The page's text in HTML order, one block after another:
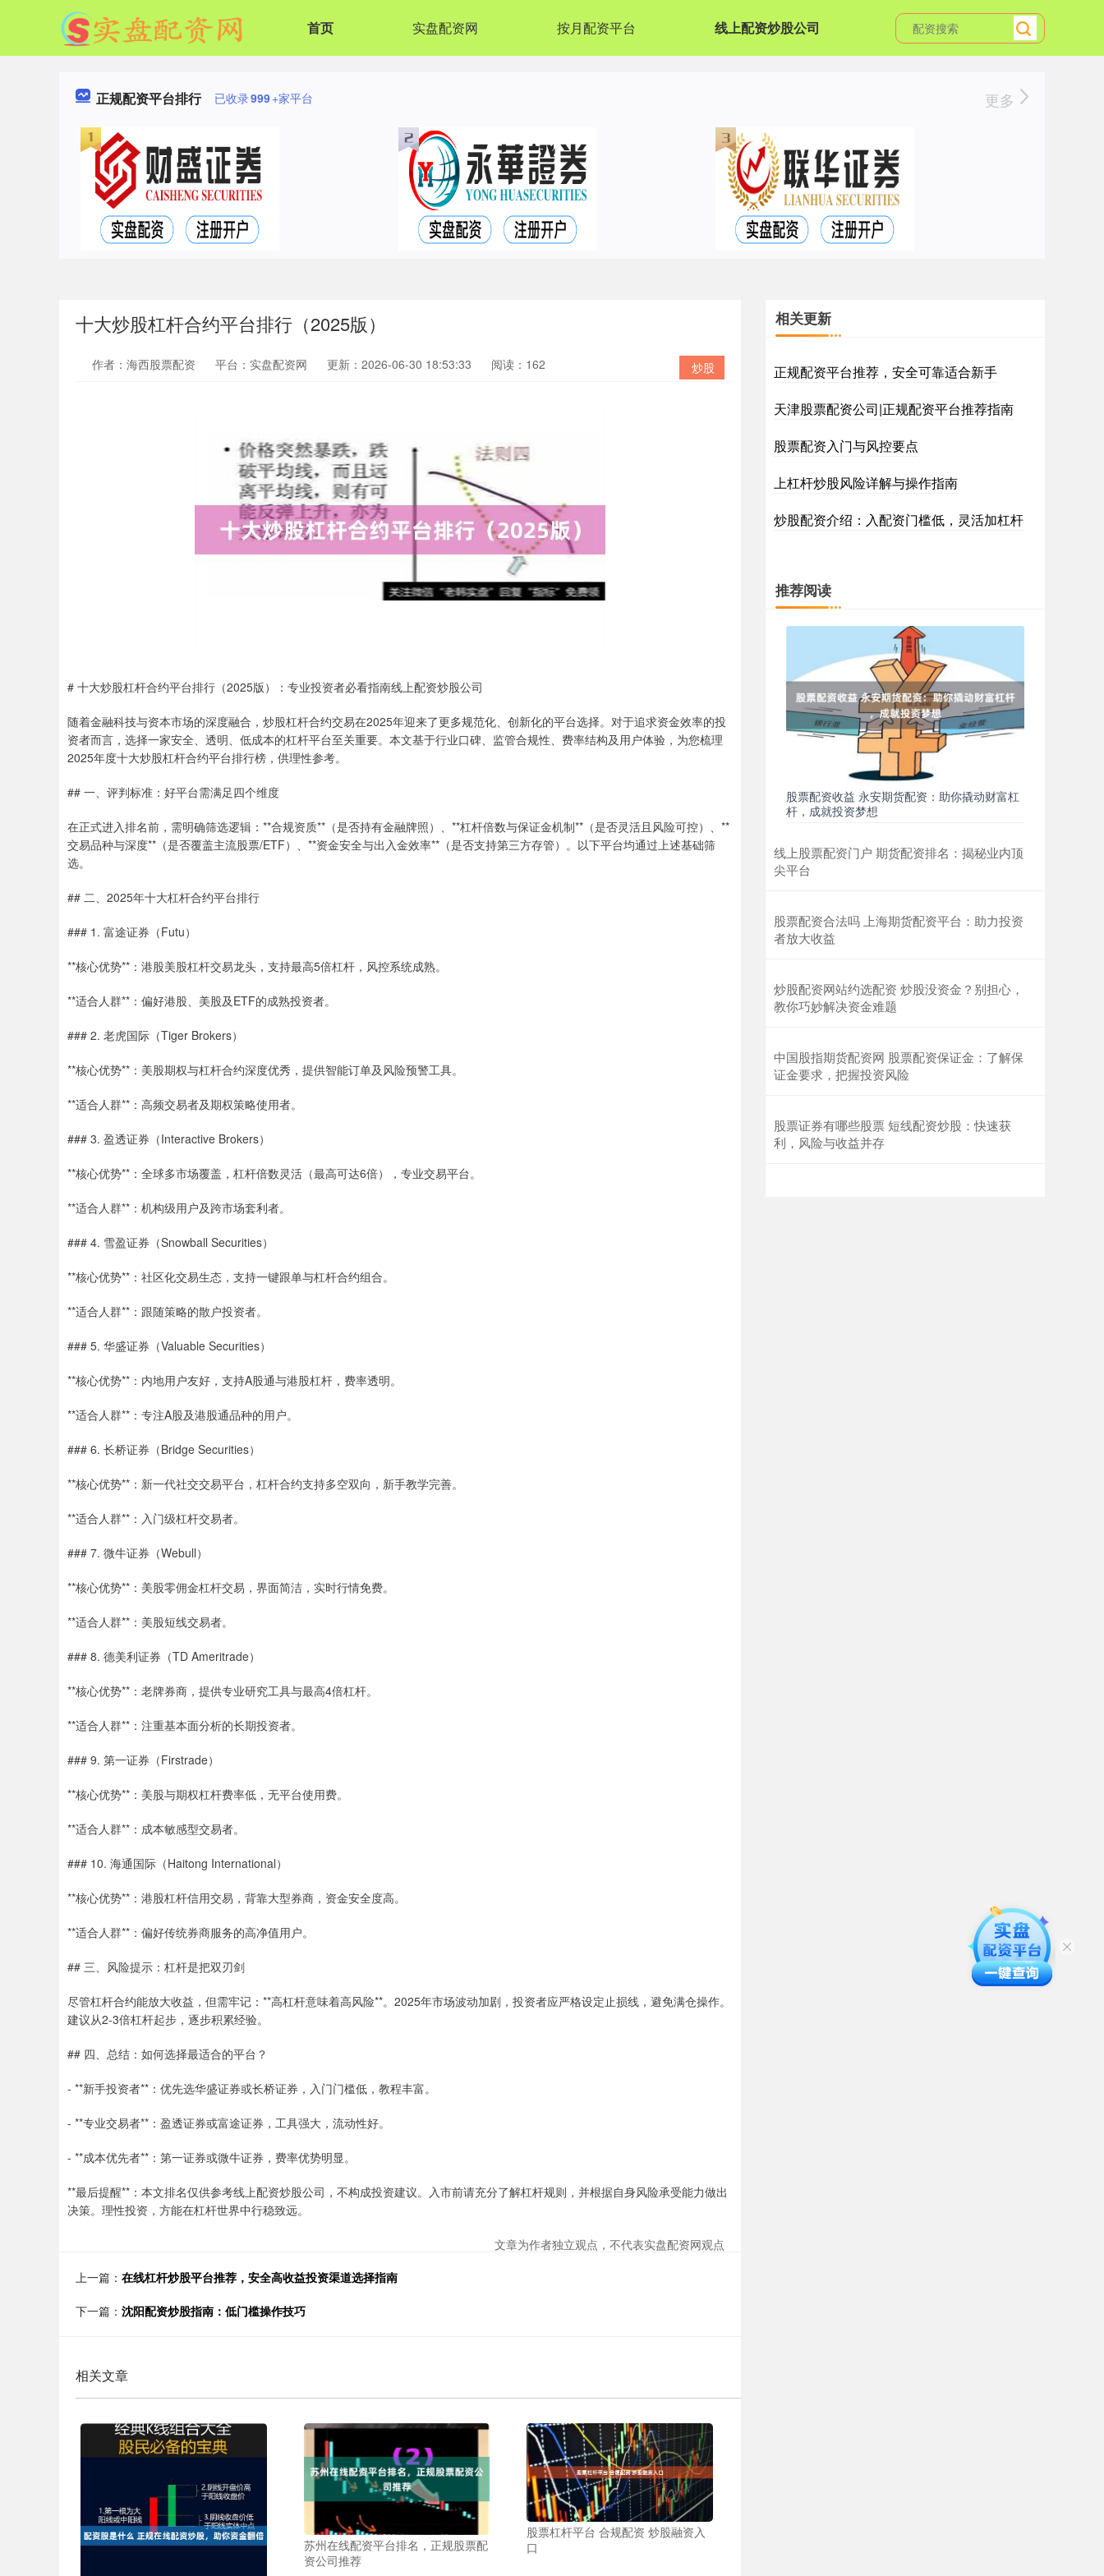
首页 实盘配资网 按月配资平台 线上配资炒股公司
正规配资平台排行 已收录999+家平台 更多
十大炒股杠杆合约平台排行（2025版）
炒股
作者：海西股票配资 平台：实盘配资网 更新：2026-06-30 18:53:33 阅读：162
# 十大炒股杠杆合约平台排行（2025版）：专业投资者必看指南线上配资炒股公司
随着金融科技与资本市场的深度融合，炒股杠杆合约交易在2025年迎来了更多规范化、创新化的平台选择。对于追求资金效率的投
资者而言，选择一家安全、透明、低成本的杠杆平台至关重要。本文基于行业口碑、监管合规性、费率结构及用户体验，为您梳理
2025年度十大炒股杠杆合约平台排行榜，供理性参考。
## 一、评判标准：好平台需满足四个维度
在正式进入排名前，需明确筛选逻辑：**合规资质**（是否持有金融牌照）、**杠杆倍数与保证金机制**（是否灵活且风险可控）、**
交易品种与深度**（是否覆盖主流股票/ETF）、**资金安全与出入金效率**（是否支持第三方存管）。以下平台均通过上述基础筛
选。
## 二、2025年十大杠杆合约平台排行
### 1. 富途证券（Futu）
**核心优势**：港股美股杠杆交易龙头，支持最高5倍杠杆，风控系统成熟。
**适合人群**：偏好港股、美股及ETF的成熟投资者。
### 2. 老虎国际（Tiger Brokers）
**核心优势**：美股期权与杠杆合约深度优秀，提供智能订单及风险预警工具。
**适合人群**：高频交易者及期权策略使用者。
### 3. 盈透证券（Interactive Brokers）
**核心优势**：全球多市场覆盖，杠杆倍数灵活（最高可达6倍），专业交易平台。
**适合人群**：机构级用户及跨市场套利者。
### 4. 雪盈证券（Snowball Securities）
**核心优势**：社区化交易生态，支持一键跟单与杠杆合约组合。
**适合人群**：跟随策略的散户投资者。
### 5. 华盛证券（Valuable Securities）
**核心优势**：内地用户友好，支持A股通与港股杠杆，费率透明。
**适合人群**：专注A股及港股通品种的用户。
### 6. 长桥证券（Bridge Securities）
**核心优势**：新一代社交交易平台，杠杆合约支持多空双向，新手教学完善。
**适合人群**：入门级杠杆交易者。
### 7. 微牛证券（Webull）
**核心优势**：美股零佣金杠杆交易，界面简洁，实时行情免费。
**适合人群**：美股短线交易者。
### 8. 德美利证券（TD Ameritrade）
**核心优势**：老牌券商，提供专业研究工具与最高4倍杠杆。
**适合人群**：注重基本面分析的长期投资者。
### 9. 第一证券（Firstrade）
**核心优势**：美股与期权杠杆费率低，无平台使用费。
**适合人群**：成本敏感型交易者。
### 10. 海通国际（Haitong International）
**核心优势**：港股杠杆信用交易，背靠大型券商，资金安全度高。
**适合人群**：偏好传统券商服务的高净值用户。
## 三、风险提示：杠杆是把双刃剑
尽管杠杆合约能放大收益，但需牢记：**高杠杆意味着高风险**。2025年市场波动加剧，投资者应严格设定止损线，避免满仓操作。
建议从2-3倍杠杆起步，逐步积累经验。
## 四、总结：如何选择最适合的平台？
- **新手投资者**：优先选华盛证券或长桥证券，入门门槛低，教程丰富。
- **专业交易者**：盈透证券或富途证券，工具强大，流动性好。
- **成本优先者**：第一证券或微牛证券，费率优势明显。
**最后提醒**：本文排名仅供参考线上配资炒股公司，不构成投资建议。入市前请充分了解杠杆规则，并根据自身风险承受能力做出
决策。理性投资，方能在杠杆世界中行稳致远。
文章为作者独立观点，不代表实盘配资网观点
上一篇： 在线杠杆炒股平台推荐，安全高收益投资渠道选择指南
下一篇： 沈阳配资炒股指南：低门槛操作技巧
相关文章
苏州在线配资平台排名，正规股票配
资公司推荐
股票杠杆平台 合规配资 炒股融资入
口
相关更新
正规配资平台推荐，安全可靠适合新手
天津股票配资公司|正规配资平台推荐指南
股票配资入门与风控要点
上杠杆炒股风险详解与操作指南
炒股配资介绍：入配资门槛低，灵活加杠杆
推荐阅读
股票配资收益 永安期货配资：助你撬动财富杠
杆，成就投资梦想
线上股票配资门户 期货配资排名：揭秘业内顶
尖平台
股票配资合法吗 上海期货配资平台：助力投资
者放大收益
炒股配资网站约选配资 炒股没资金？别担心，
教你巧妙解决资金难题
中国股指期货配资网 股票配资保证金：了解保
证金要求，把握投资风险
股票证券有哪些股票 短线配资炒股：快速获
利，风险与收益并存